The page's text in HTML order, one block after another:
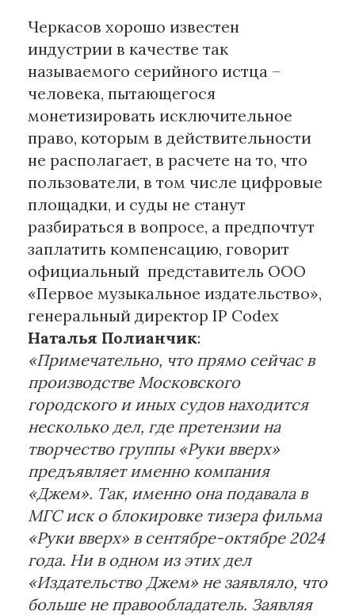
Черкасов хорошо известен
индустрии в качестве так
называемого серийного истца –
человека, пытающегося
монетизировать исключительное
право, которым в действительности
не располагает, в расчете на то, что
пользователи, в том числе цифровые
площадки, и суды не станут
разбираться в вопросе, а предпочтут
заплатить компенсацию, говорит
официальный представитель ООО
«Первое музыкальное издательство»,
генеральный директор IP Codex
Наталья Полианчик:
«Примечательно, что прямо сейчас в
производстве Московского
городского и иных судов находится
несколько дел, где претензии на
творчество группы «Руки вверх»
предъявляет именно компания
«Джем». Так, именно она подавала в
МГС иск о блокировке тизера фильма
«Руки вверх» в сентябре-октябре 2024
года. Ни в одном из этих дел
«Издательство Джем» не заявляло, что
больше не правообладатель. Заявляя